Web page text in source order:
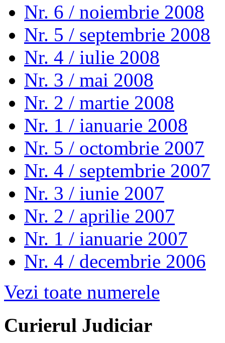
Nr. 6 / noiembrie 2008
Nr. 5 / septembrie 2008
Nr. 4 / iulie 2008
Nr. 3 / mai 2008
Nr. 2 / martie 2008
Nr. 1 / ianuarie 2008
Nr. 5 / octombrie 2007
Nr. 4 / septembrie 2007
Nr. 3 / iunie 2007
Nr. 2 / aprilie 2007
Nr. 1 / ianuarie 2007
Nr. 4 / decembrie 2006
Vezi toate numerele
Curierul Judiciar